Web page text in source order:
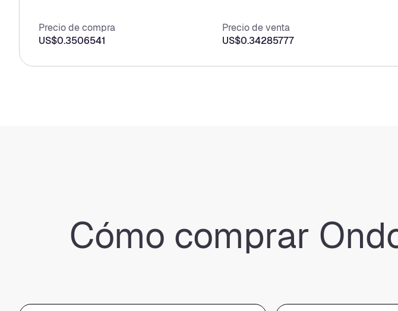
Precio de compra
US$0.3506541
Precio de venta
US$0.34285777
Cómo comprar